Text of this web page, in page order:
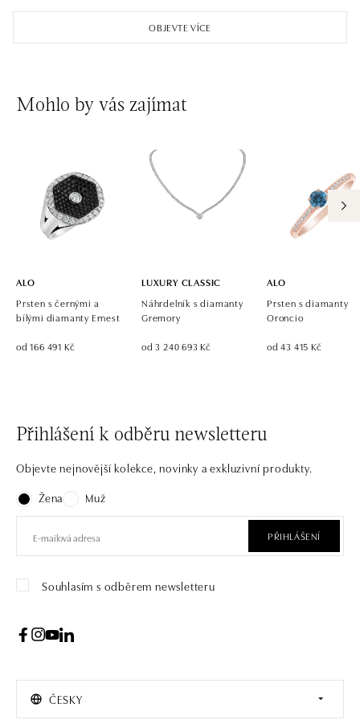
Einsteinova 18, 851 01 Bratislava
ALO diamonds OC Avion, Bratislava
Ivanská cesta 16, 821 04 Bratislava
dnes otevřeno do 21:00
ALO diamonds OC Eurovea, Bratislava
Pribinova 8, 811 09 Bratislava
tel.: +421 917 090 700, +421 918 777 670
OBJEVTE VÍCE
Mohlo by vás zajímat
ALO
Prsten s černými a
bílými diamanty Ernest
od 166 491 Kč
LUXURY CLASSIC
Náhrdelník s diamanty
Gremory
od 3 240 693 Kč
ALO
Prsten s diamanty
Oroncio
od 43 415 Kč
Přihlášení k odběru newsletteru
Objevte nejnovější kolekce, novinky a exkluzivní produkty.
Žena
Muž
PŘIHLÁŠENÍ
Souhlasím s odběrem newsletteru
ČESKY